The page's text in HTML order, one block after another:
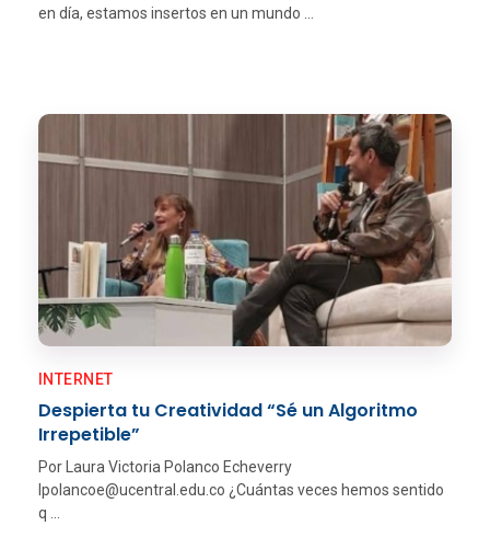
en día, estamos insertos en un mundo ...
Despierta tu Creatividad “Sé un Algoritmo
Irrepetible”
INTERNET
Por Laura Victoria Polanco Echeverry
lpolancoe@ucentral.edu.co ¿Cuántas veces hemos sentido
q ...